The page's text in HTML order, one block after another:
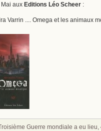
Mai aux Editions Léo Scheer :
Varrin .... Omega et les animaux
Troisième Guerre mondiale a eu